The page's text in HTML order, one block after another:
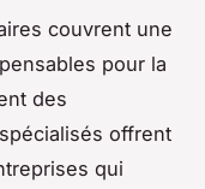
couvrent une
pour la
des
offrent
qui